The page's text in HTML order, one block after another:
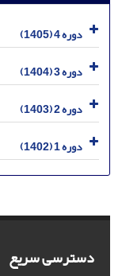
دوره 4 (1405)
دوره 3 (1404)
دوره 2 (1403)
دوره 1 (1402)
دسترسی سریع